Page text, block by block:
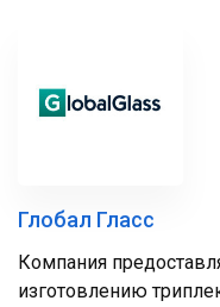
Глобал Гласс
Компания
изготовлению